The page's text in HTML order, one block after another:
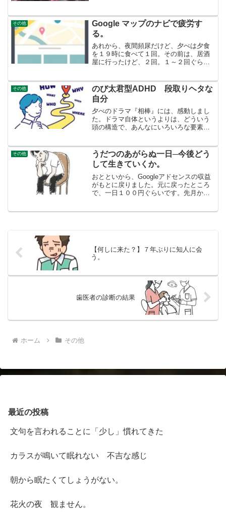
りました。正直なところ、花火...
その他
Google マップのナビで疲労す
る。
あれから、夜間頻尿だけど、夕べは夕食
を１９時に食べて１回。その前は、居酒
屋に行ったけど、２回。１～２回ぐらい
らないが、リスクがあるわけでもないの
で、続けていきます。PRr...
その他
のび太君型ADHD 段取りヘタな
自分
夕べのドラマ『相棒』には、感動しまし
た。ドラマ自体というよりは、どういう
頭の構造で、あんなにいろいろな要素を
できるんかなあというところに。杉下右
京が、絵画にも造詣が深い...
その他
うだつのあがらぬ一日─今後どう
して生きていくか。
おとといから、Googleアドセンスの収益
がもとに戻りました。元に戻ったところ
で、一日１００円ぐらいです。先月か
【何しに来た？】７年ぶりに知人に会
う。
歯医者の診断の結果
ホーム その他
最近の投稿
文句を言われることに「少し」慣れてきた
カラスが鳴いて眠れない 不吉な感じ
朝から眠たくてしょうがない。
花火の夜 観ません。